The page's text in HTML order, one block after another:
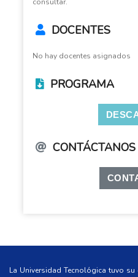
consultar.
DOCENTES
No hay docentes asignados
PROGRAMA
CONTÁCTANOS
La Universidad Tecnológica tuvo